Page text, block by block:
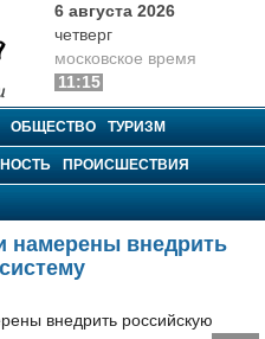
6 августа 2026
четверг
московское время
11:15
ОБЩЕСТВО ТУРИЗМ
ПРОИСШЕСТВИЯ
намерены внедрить